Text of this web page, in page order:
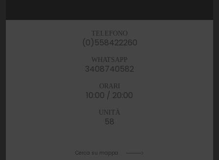
TELEFONO
(0)558422260
WHATSAPP
3408740582
ORARI
10:00 / 20:00
UNITÀ
58
Cerca su mappa